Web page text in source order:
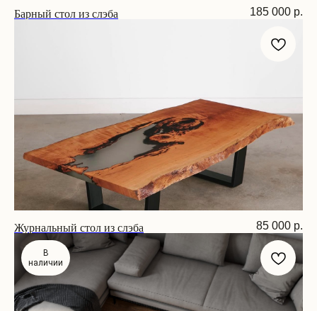
Барный стол из слэба 185 000 р.
Журнальный стол из слэба
Размер: 150х66х45 см
85 000 р.
В
наличии